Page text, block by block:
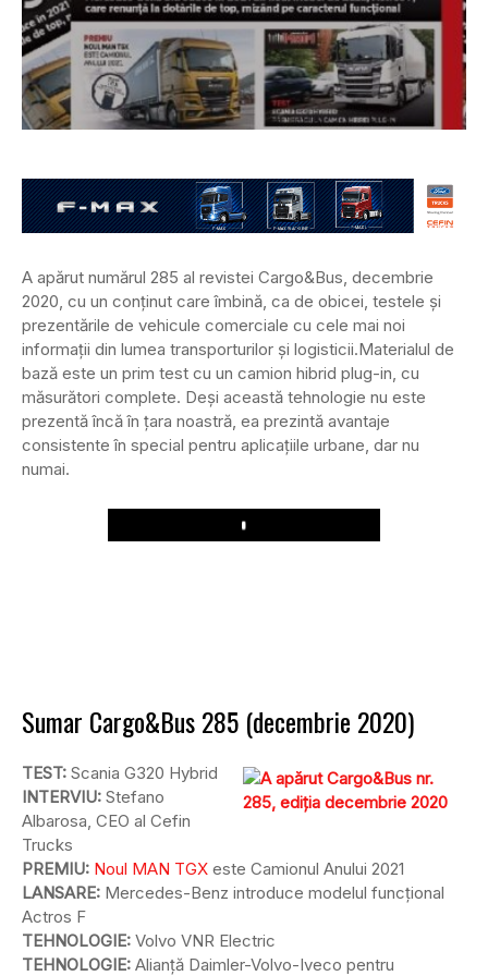
A apărut numărul 285 al revistei Cargo&Bus, decembrie
2020, cu un conținut care îmbină, ca de obicei, testele și
prezentările de vehicule comerciale cu cele mai noi
informații din lumea transporturilor și logisticii.Materialul de
bază este un prim test cu un camion hibrid plug-in, cu
măsurători complete. Deși această tehnologie nu este
prezentă încă în țara noastră, ea prezintă avantaje
consistente în special pentru aplicațiile urbane, dar nu
numai.
Play
Sumar Cargo&Bus 285 (decembrie 2020)
TEST: Scania G320 Hybrid
INTERVIU: Stefano
Albarosa, CEO al Cefin
Trucks
PREMIU: Noul MAN TGX este Camionul Anului 2021
LANSARE: Mercedes-Benz introduce modelul funcțional
Actros F
TEHNOLOGIE: Volvo VNR Electric
TEHNOLOGIE: Alianță Daimler-Volvo-Iveco pentru